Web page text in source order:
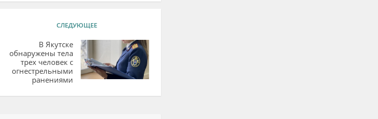
СЛЕДУЮЩЕЕ
В Якутске
обнаружены тела
трех человек с
огнестрельными
ранениями